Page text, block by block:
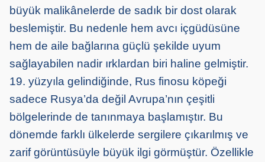
büyük malikânelerde de sadık bir dost olarak
beslemiştir. Bu nedenle hem avcı içgüdüsüne
hem de aile bağlarına güçlü şekilde uyum
sağlayabilen nadir ırklardan biri haline gelmiştir.
19. yüzyıla gelindiğinde, Rus finosu köpeği
sadece Rusya’da değil Avrupa’nın çeşitli
bölgelerinde de tanınmaya başlamıştır. Bu
dönemde farklı ülkelerde sergilere çıkarılmış ve
zarif görüntüsüyle büyük ilgi görmüştür. Özellikle